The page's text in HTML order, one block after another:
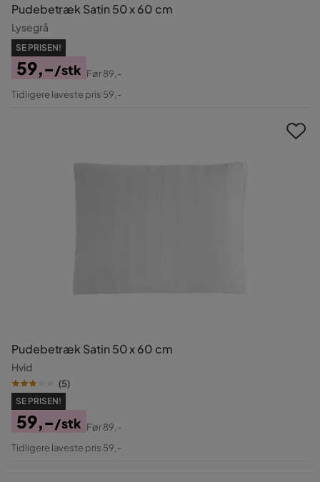
Pudebetræk Satin 50 x 60 cm
Lysegrå
SE PRISEN!
Pris
59,-/stk
Original
Før89,-
Tidligere laveste pris 59,-
Pudebetræk Satin 50 x 60 cm
Hvid
(5)
SE PRISEN!
Pris
59,-/stk
Original
Før89,-
Tidligere laveste pris 59,-